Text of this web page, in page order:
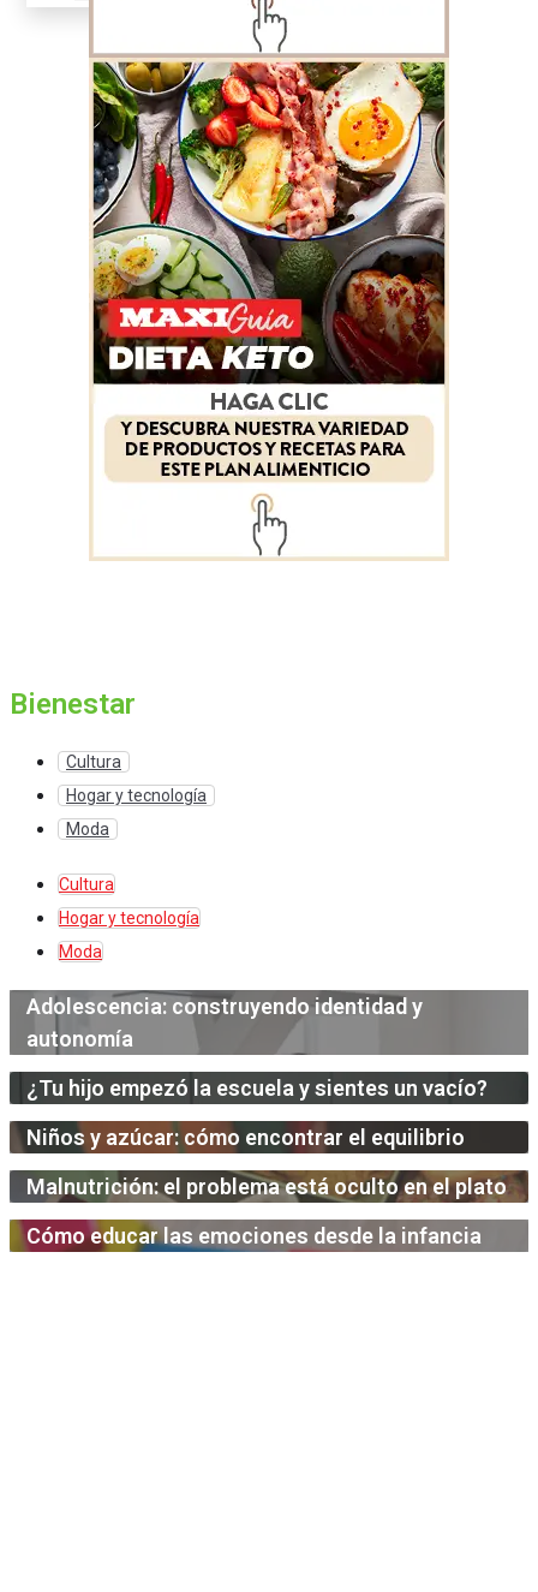
Bienestar
Cultura
Hogar y tecnología
Moda
Cultura
Hogar y tecnología
Moda
Adolescencia: construyendo identidad y
autonomía
¿Tu hijo empezó la escuela y sientes un vacío?
Niños y azúcar: cómo encontrar el equilibrio
Malnutrición: el problema está oculto en el plato
Cómo educar las emociones desde la infancia